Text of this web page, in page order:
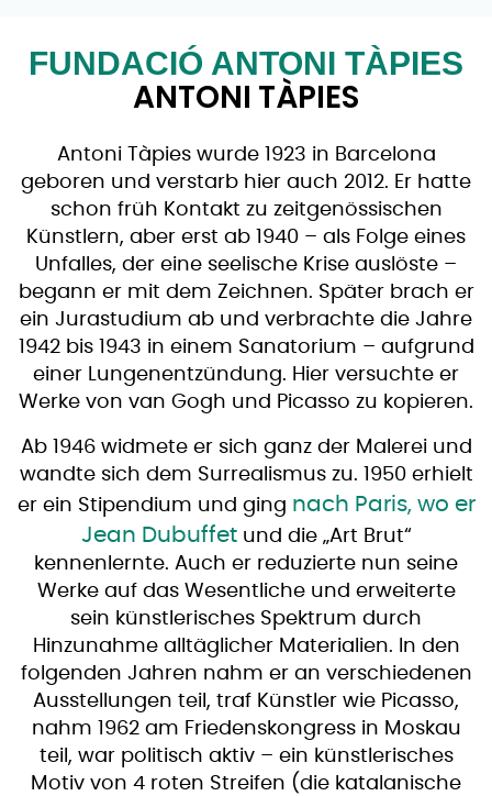
FUNDACIÓ ANTONI TÀPIES
ANTONI TÀPIES
Antoni Tàpies wurde 1923 in Barcelona
geboren und verstarb hier auch 2012. Er hatte
schon früh Kontakt zu zeitgenössischen
Künstlern, aber erst ab 1940 – als Folge eines
Unfalles, der eine seelische Krise auslöste –
begann er mit dem Zeichnen. Später brach er
ein Jurastudium ab und verbrachte die Jahre
1942 bis 1943 in einem Sanatorium – aufgrund
einer Lungenentzündung. Hier versuchte er
Werke von van Gogh und Picasso zu kopieren.
Ab 1946 widmete er sich ganz der Malerei und
wandte sich dem Surrealismus zu. 1950 erhielt
er ein Stipendium und ging nach Paris, wo er
Jean Dubuffetund die „Art Brut“
kennenlernte. Auch er reduzierte nun seine
Werke auf das Wesentliche und erweiterte
sein künstlerisches Spektrum durch
Hinzunahme alltäglicher Materialien. In den
folgenden Jahren nahm er an verschiedenen
Ausstellungen teil, traf Künstler wie Picasso,
nahm 1962 am Friedenskongress in Moskau
teil, war politisch aktiv – ein künstlerisches
Motiv von 4 roten Streifen (die katalanische